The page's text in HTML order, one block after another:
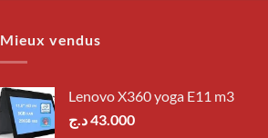
Mieux vendus
Lenovo X360 yoga E11 m3
43.000د.ج